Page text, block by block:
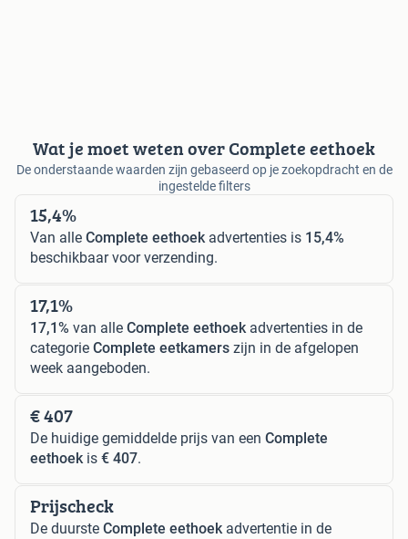
Wat je moet weten over Complete eethoek
De onderstaande waarden zijn gebaseerd op je zoekopdracht en de
ingestelde filters
15,4%
Van alle Complete eethoekadvertenties is 15,4%
beschikbaar voor verzending.
17,1%
17,1% van alle Complete eethoekadvertenties in de
categorie Complete eetkamers zijn in de afgelopen
week aangeboden.
€ 407
De huidige gemiddelde prijs van een Complete
eethoekis € 407.
Prijscheck
De duurste Complete eethoekadvertentie in de